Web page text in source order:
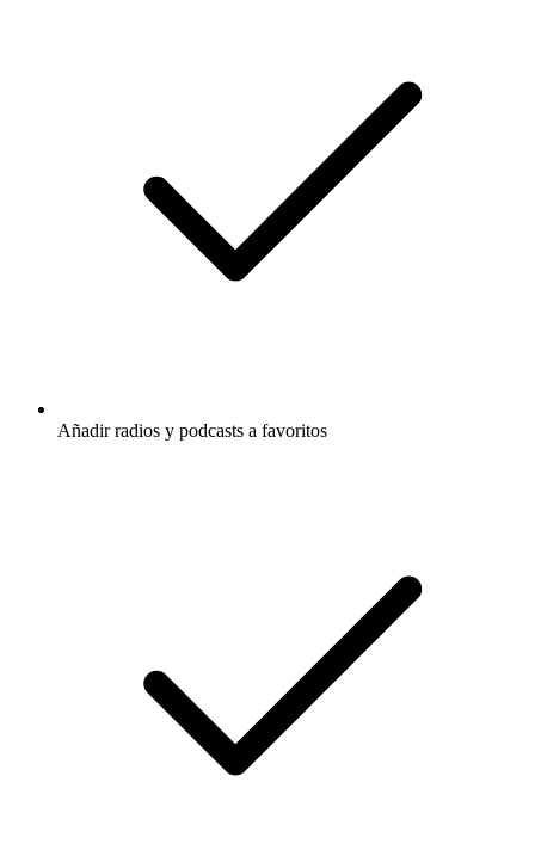
Añadir radios y podcasts a favoritos